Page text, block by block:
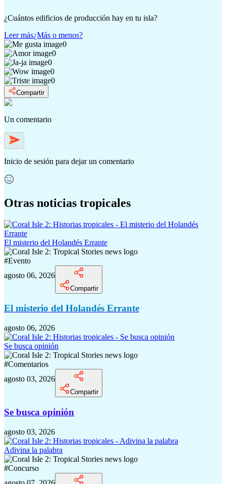
¿Cuántos edificios de producción hay en tu isla?
Leer más¿Más o menos?
0
0
0
0
0
Compartir
Un comentario
Inicio de sesión para dejar un comentario
Otras noticias tropicales
El misterio del Holandés Errante
#Evento
agosto 06, 2026
Compartir
El misterio del Holandés Errante
agosto 06, 2026
Se busca opinión
#Comentarios
agosto 03, 2026
Compartir
Se busca opinión
agosto 03, 2026
Adivina la palabra
#Concurso